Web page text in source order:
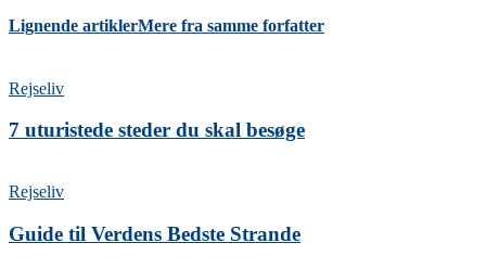
Lignende artiklerMere fra samme forfatter
Rejseliv
7 uturistede steder du skal besøge
Rejseliv
Guide til Verdens Bedste Strande